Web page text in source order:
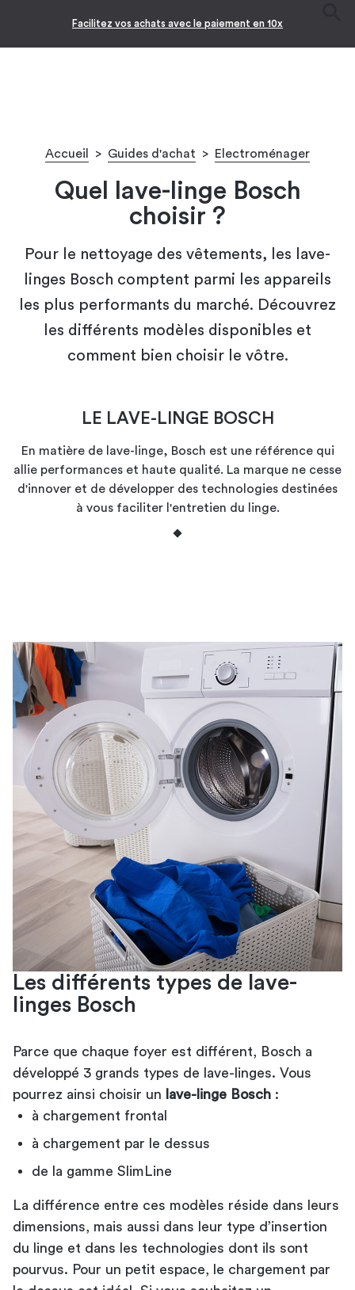
Facilitez vos achats avec le paiement en 10x
Accueil > Guides d'achat > Electroménager
Quel lave-linge Bosch
choisir ?
Pour le nettoyage des vêtements, les lave-
linges Bosch comptent parmi les appareils
les plus performants du marché. Découvrez
les différents modèles disponibles et
comment bien choisir le vôtre.
LE LAVE-LINGE BOSCH
En matière de lave-linge, Bosch est une référence qui
allie performances et haute qualité. La marque ne cesse
d'innover et de développer des technologies destinées
à vous faciliter l'entretien du linge.
Les différents types de lave-
linges Bosch
Parce que chaque foyer est différent, Bosch a
développé 3 grands types de lave-linges. Vous
pourrez ainsi choisir un
lave-linge Bosch :
à chargement frontal
à chargement par le dessus
de la gamme SlimLine
La différence entre ces modèles réside dans leurs
dimensions, mais aussi dans leur type d’insertion
du linge et dans les technologies dont ils sont
pourvus. Pour un petit espace, le chargement par